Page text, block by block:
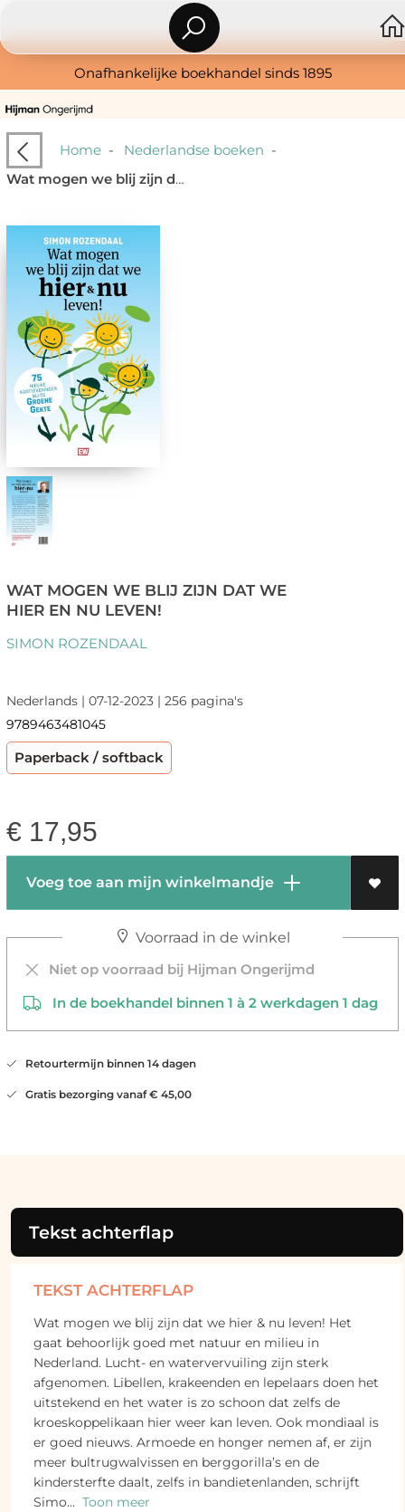
Onafhankelijke boekhandel sinds 1895
Home- Nederlandse boeken -
Wat mogen we blij zijn dat we hier en nu leven!
WAT MOGEN WE BLIJ ZIJN DAT WE
HIER EN NU LEVEN!
SIMON ROZENDAAL
Nederlands | 07-12-2023 | 256 pagina's
9789463481045
Paperback / softback
€ 17,95
Voeg toe aan mijn winkelmandje
Voorraad in de winkel
Niet op voorraad bij Hijman Ongerijmd
In de boekhandel binnen 1 à 2 werkdagen 1 dag
Retourtermijn binnen 14 dagen
Gratis bezorging vanaf € 45,00
Tekst achterflap
TEKST ACHTERFLAP
Wat mogen we blij zijn dat we hier & nu leven! Het
gaat behoorlijk goed met natuur en milieu in
Nederland. Lucht- en watervervuiling zijn sterk
afgenomen. Libellen, krakeenden en lepelaars doen het
uitstekend en het water is zo schoon dat zelfs de
kroeskoppelikaan hier weer kan leven. Ook mondiaal is
er goed nieuws. Armoede en honger nemen af, er zijn
meer bultrugwalvissen en berggorilla’s en de
kindersterfte daalt, zelfs in bandietenlanden, schrijft
Simo... Toon meer